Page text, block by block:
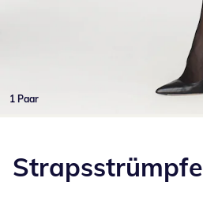
1 Paar
Strapsstrümpfe